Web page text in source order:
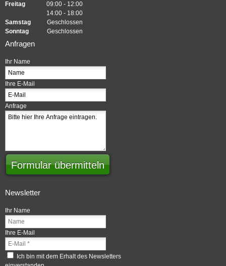
Freitag
09:00 - 12:00
14:00 - 18:00
Samstag
Geschlossen
Sonntag
Geschlossen
Anfragen
Ihr Name
Ihre E-Mail
Anfrage
Formular übermitteln
Newsletter
Ihr Name
Ihre E-Mail
Ich bin mit dem Erhalt des Newsletters